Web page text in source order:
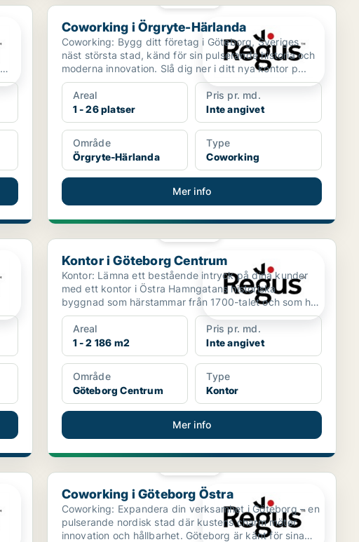
Coworking i Örgryte-Härlanda
Coworking i Örgryte-Härlanda
Coworking: Bygg ditt företag i Göteborg, Sveriges
näst största stad, känd för sin pulserande historia och
moderna innovation. Slå dig ner i ditt nya kontor p...
Areal
1 - 26 platser
Pris pr. md.
Inte angivet
Område
Örgryte-Härlanda
Type
Coworking
Mer info
Kontor i Göteborg Centrum
Kontor i Göteborg Centrum
Kontor: Lämna ett bestående intryck på dina kunder
med ett kontor i Östra Hamngatans historiska
byggnad som härstammar från 1700-talet och som har
en distink...
Areal
1 - 2 186 m2
Pris pr. md.
Inte angivet
Område
Göteborg Centrum
Type
Kontor
Mer info
Coworking i Göteborg Östra
Coworking i Göteborg Östra
Coworking: Expandera din verksamhet i Göteborg – en
pulserande nordisk stad där kustens charm möter
innovation och hållbarhet. Göteborg är känt för sina